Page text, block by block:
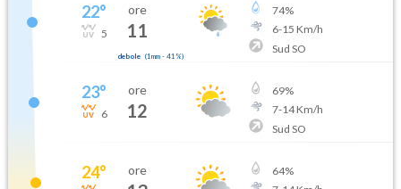
22°
5
ore
11
debole (1mm- 41 %)
74%
6-15 Km/h
Sud SO
23°
6
ore
12
69%
7-14Km/h
Sud SO
24° ore 64%